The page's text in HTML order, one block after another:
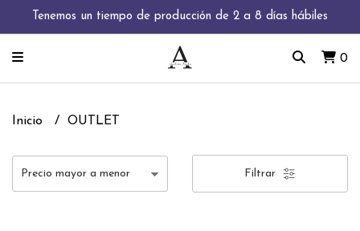
Tenemos un tiempo de producción de 2 a 8 días hábiles
0
Inicio OUTLET
Filtrar